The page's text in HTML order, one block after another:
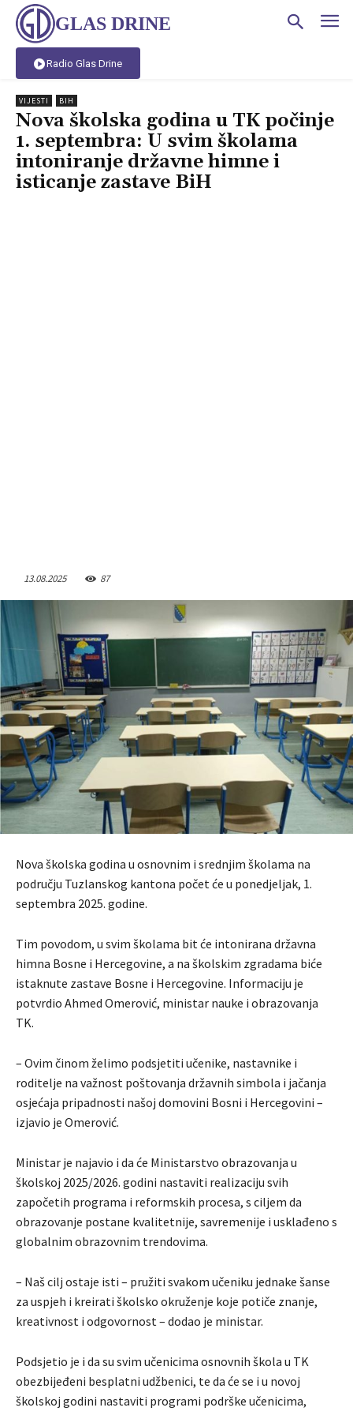
GLAS DRINE
Radio Glas Drine
VIJESTI BIH
Nova školska godina u TK počinje
1. septembra: U svim školama
intoniranje državne himne i
isticanje zastave BiH
13.08.2025 87
Nova školska godina u osnovnim i srednjim školama na
području Tuzlanskog kantona počet će u ponedjeljak, 1.
septembra 2025. godine.
Tim povodom, u svim školama bit će intonirana državna
himna Bosne i Hercegovine, a na školskim zgradama biće
istaknute zastave Bosne i Hercegovine. Informaciju je
potvrdio Ahmed Omerović, ministar nauke i obrazovanja
TK.
– Ovim činom želimo podsjetiti učenike, nastavnike i
roditelje na važnost poštovanja državnih simbola i jačanja
osjećaja pripadnosti našoj domovini Bosni i Hercegovini –
izjavio je Omerović.
Ministar je najavio i da će Ministarstvo obrazovanja u
školskoj 2025/2026. godini nastaviti realizaciju svih
započetih programa i reformskih procesa, s ciljem da
obrazovanje postane kvalitetnije, savremenije i usklađeno s
globalnim obrazovnim trendovima.
– Naš cilj ostaje isti – pružiti svakom učeniku jednake šanse
za uspjeh i kreirati školsko okruženje koje potiče znanje,
kreativnost i odgovornost – dodao je ministar.
Podsjetio je i da su svim učenicima osnovnih škola u TK
obezbijeđeni besplatni udžbenici, te da će se i u novoj
školskoj godini nastaviti programi podrške učenicima,